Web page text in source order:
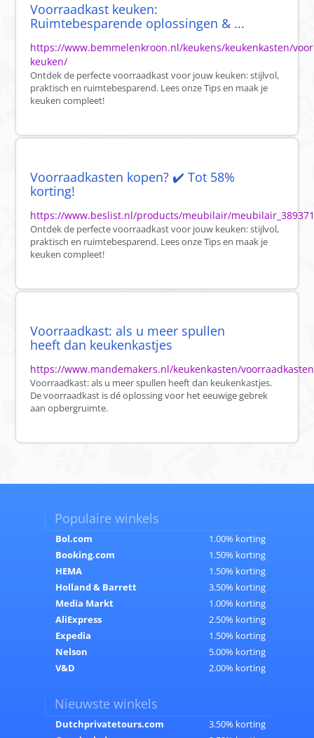
Voorraadkast keuken:
Ruimtebesparende oplossingen & ...
https://www.bemmelenkroon.nl/keukens/keukenkasten/
keuken/
Ontdek de perfecte voorraadkast voor jouw keuken: stijlvol,
praktisch en ruimtebesparend. Lees onze Tips en maak je
keuken compleet!
Voorraadkasten kopen? ✔️ Tot 58%
korting!
https://www.beslist.nl/products/meubilair/
Ontdek de perfecte voorraadkast voor jouw keuken: stijlvol,
praktisch en ruimtebesparend. Lees onze Tips en maak je
keuken compleet!
Voorraadkast: als u meer spullen
heeft dan keukenkastjes
https://www.mandemakers.nl/keukenkasten/
Voorraadkast: als u meer spullen heeft dan keukenkastjes.
De voorraadkast is dé oplossing voor het eeuwige gebrek
aan opbergruimte.
Populaire winkels
Bol.com
1.00% korting
Booking.com
1.50% korting
HEMA
1.50% korting
Holland & Barrett
3.50% korting
Media Markt
1.00% korting
AliExpress
2.50% korting
Expedia
1.50% korting
Nelson
5.00% korting
V&D
2.00% korting
Nieuwste winkels
Dutchprivatetours.com
3.50% korting